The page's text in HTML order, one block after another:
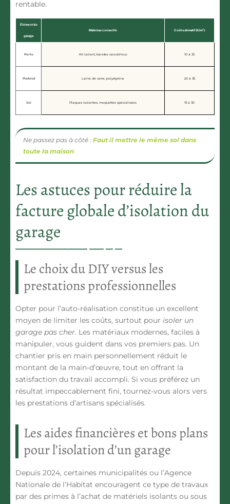
rentable.
Élément du
garage
Matériau conseillé Coût estimatif (€/m²)
Porte Kit isolant, bandes caoutchouc 10 à 25
Plafond Laine de verre, polystyrène 20 à 35
Sol Plaques isolantes, moquettes spécialisées 15 à 30
Ne passez pas à côté : Faut il mettre le même sol dans
toute la maison
Les astuces pour réduire la
facture globale d’isolation du
garage
Le choix du DIY versus les
prestations professionnelles
Opter pour l’auto-réalisation constitue un excellent
moyen de limiter les coûts, surtout pour isoler un
garage pas cher. Les matériaux modernes, faciles à
manipuler, vous guident dans vos premiers pas. Un
chantier pris en main personnellement réduit le
montant de la main-d’œuvre, tout en offrant la
satisfaction du travail accompli. Si vous préférez un
résultat impeccablement fini, tournez-vous alors vers
les prestations d’artisans spécialisés.
Les aides financières et bons plans
pour l’isolation d’un garage
Depuis 2024, certaines municipalités ou l’Agence
Nationale de l’Habitat encouragent ce type de travaux
par des primes à l’achat de matériels isolants ou sous